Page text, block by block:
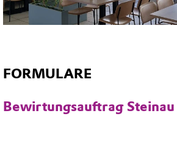
FORMULARE
Bewirtungsauftrag Steinau